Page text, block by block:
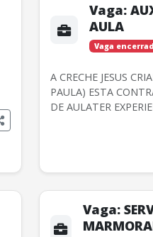
Vaga:
AULA
Vaga
A CRECHE JESUS
PAULA) ESTA
DE AULATER
Vaga: